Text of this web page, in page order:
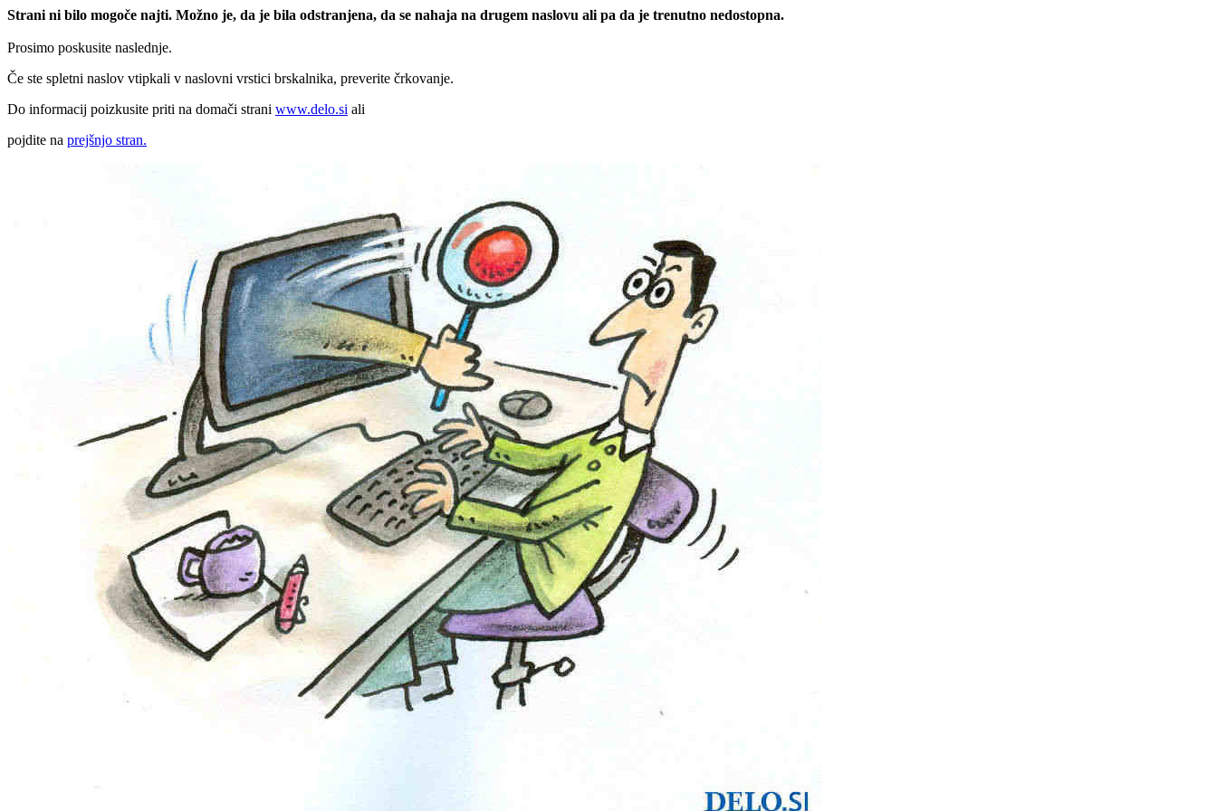
Strani ni bilo mogoče najti. Možno je, da je bila odstranjena, da se nahaja na drugem naslovu ali pa da je trenutno nedostopna.
Prosimo poskusite naslednje.
Če ste spletni naslov vtipkali v naslovni vrstici brskalnika, preverite črkovanje.
Do informacij poizkusite priti na domači strani www.delo.si ali
pojdite na prejšnjo stran.